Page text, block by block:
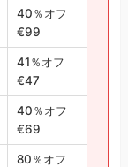
40％オフ
€99
41％オフ
€47
40％オフ
€69
80％オフ